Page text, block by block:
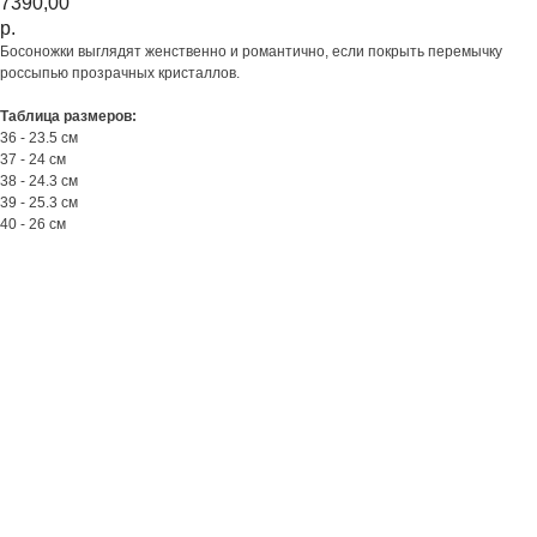
р.
Босоножки выглядят женственно и романтично, если покрыть перемычку
россыпью прозрачных кристаллов.
Таблица размеров:
36 - 23.5 см
37 - 24 см
38 - 24.3 см
39 - 25.3 см
40 - 26 см